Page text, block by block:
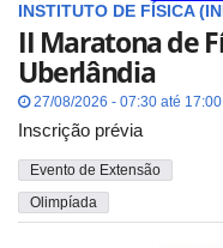
INSTITUTO DE FÍSICA
II Maratona de
Uberlândia
27/08/2026 - 07:30 até 17:00
Inscrição prévia
Evento de Extensão
Olimpíada